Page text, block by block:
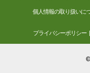
個人情報の取り扱いに
プライバシーポリシー